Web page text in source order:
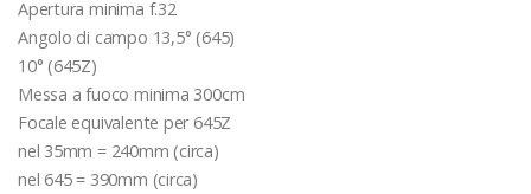
Apertura minima f.32
Angolo di campo 13,5° (645)
10° (645Z)
Messa a fuoco minima 300cm
Focale equivalente per 645Z
nel 35mm = 240mm (circa)
nel 645 = 390mm (circa)